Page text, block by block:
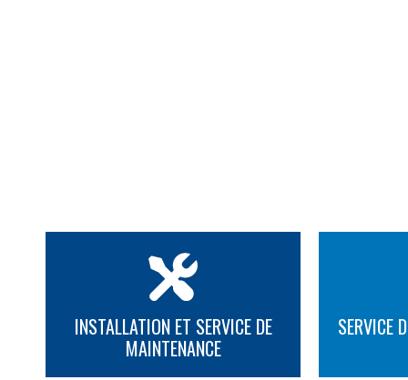
INSTALLATION ET SERVICE DE
MAINTENANCE
SERVICE